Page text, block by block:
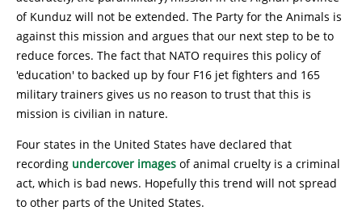
of Kunduz will not be extended. The Party for the Animals is
against this mission and argues that our next step to be to
reduce forces. The fact that NATO requires this policy of
'education' to backed up by four F16 jet fighters and 165
military trainers gives us no reason to trust that this is
mission is civilian in nature.
Four states in the United States have declared that
recording undercover images of animal cruelty is a criminal
act, which is bad news. Hopefully this trend will not spread
to other parts of the United States.